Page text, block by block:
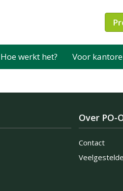
Hoe werkt het? Voor
Over PO-
Contact